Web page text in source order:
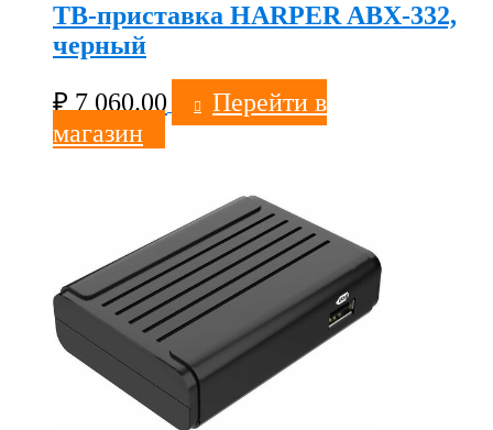
ТВ-приставка HARPER ABX-332,
черный
₽7 060.00
Перейти в
магазин